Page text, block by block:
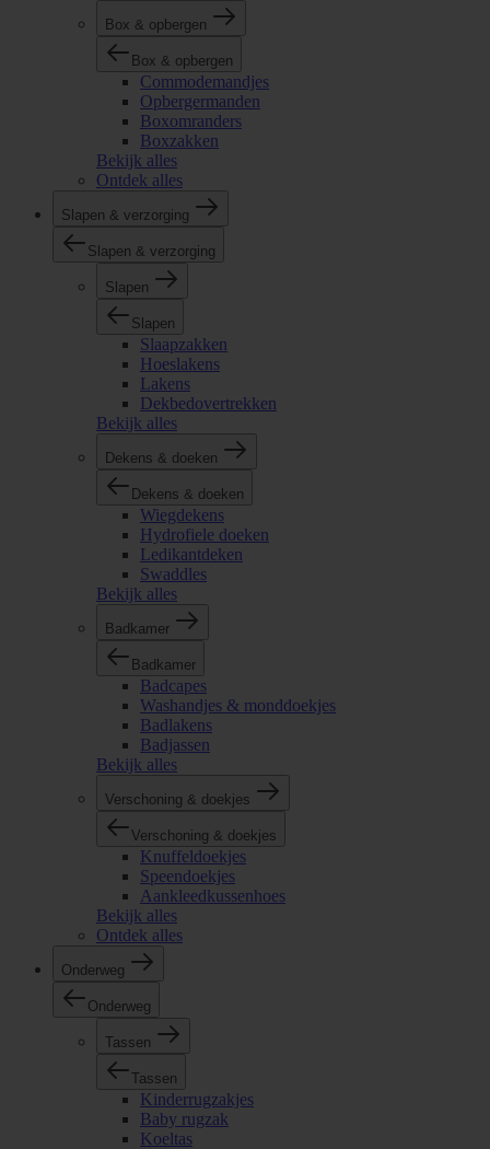
Box & opbergen
Box & opbergen
Commodemandjes
Opbergermanden
Boxomranders
Boxzakken
Bekijk alles
Ontdek alles
Slapen & verzorging
Slapen & verzorging
Slapen
Slapen
Slaapzakken
Hoeslakens
Lakens
Dekbedovertrekken
Bekijk alles
Dekens & doeken
Dekens & doeken
Wiegdekens
Hydrofiele doeken
Ledikantdeken
Swaddles
Bekijk alles
Badkamer
Badkamer
Badcapes
Washandjes & monddoekjes
Badlakens
Badjassen
Bekijk alles
Verschoning & doekjes
Verschoning & doekjes
Knuffeldoekjes
Speendoekjes
Aankleedkussenhoes
Bekijk alles
Ontdek alles
Onderweg
Onderweg
Tassen
Tassen
Kinderrugzakjes
Baby rugzak
Koeltas